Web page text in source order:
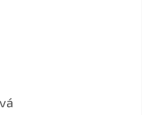
5 z 5 hvězdiček.